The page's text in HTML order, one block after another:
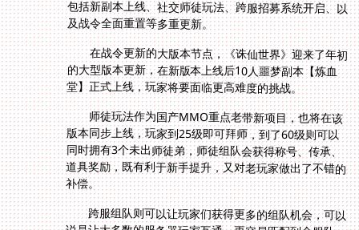
及战令全面重置等多重更新。
在战令更新的大版本节点，《诛仙世界》迎来了年初
的大型版本更新，在新版本上线后10人噩梦副本【炼血
堂】正式上线，玩家将要面临更高难度的挑战。
师徒玩法作为国产MMO重点老带新项目，也将在该
版本同步上线，玩家到25级即可拜师，到了60级则可以
同时拥有3个未出师徒弟，师徒组队会获得称号、传承、
道具奖励，既有利于新手提升，又对老玩家做出了不错的
补偿。
跨服组队则可以让玩家们获得更多的组队机会，可以
说是让大多数的服务器玩家互通，更容易匹配到全服队